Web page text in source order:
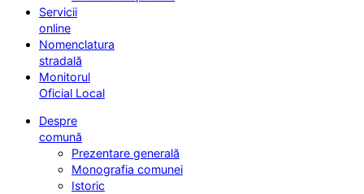
Servicii
online
Nomenclatura
stradală
Monitorul
Oficial Local
Despre
comună
Prezentare generală
Monografia comunei
Istoric